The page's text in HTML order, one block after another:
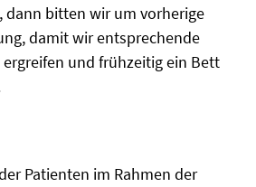
dann bitten wir um vorherige
damit wir entsprechende
und frühzeitig ein Bett
Patienten im Rahmen der